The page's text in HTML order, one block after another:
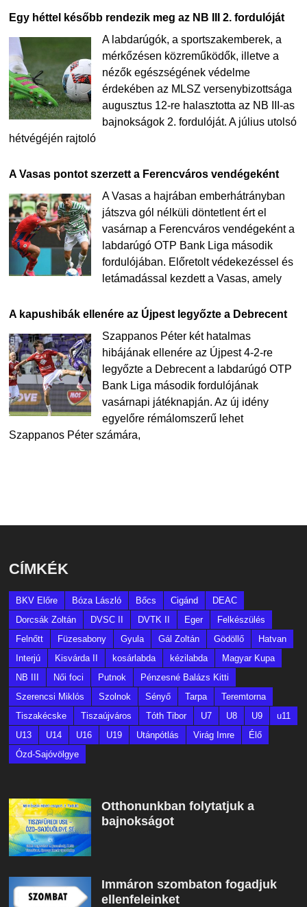
Egy héttel később rendezik meg az NB III 2. fordulóját
A labdarúgók, a sportszakemberek, a
mérkőzésen közreműködők, illetve a
nézők egészségének védelme
érdekében az MLSZ versenybizottsága
augusztus 12-re halasztotta az NB III-as
bajnokságok 2. fordulóját. A július utolsó
hétvégéjén rajtoló
A Vasas pontot szerzett a Ferencváros vendégeként
A Vasas a hajrában emberhátrányban
játszva gól nélküli döntetlent ért el
vasárnap a Ferencváros vendégeként a
labdarúgó OTP Bank Liga második
fordulójában. Előretolt védekezéssel és
letámadással kezdett a Vasas, amely
A kapushibák ellenére az Újpest legyőzte a Debrecent
Szappanos Péter két hatalmas
hibájának ellenére az Újpest 4-2-re
legyőzte a Debrecent a labdarúgó OTP
Bank Liga második fordulójának
vasárnapi játéknapján. Az új idény
egyelőre rémálomszerű lehet
Szappanos Péter számára,
CÍMKÉK
BKV Előre Bóza László Bőcs Cigánd
DEAC
Dorcsák Zoltán
DVSC II DVTK II Eger
Felkészülés
Felnőtt
Füzesabony Gyula Gál Zoltán Gödöllő
Hatvan
Interjú
Kisvárda II kosárlabda kézilabda
Magyar Kupa
NB III
Női foci Putnok
Pénzesné Balázs Kitti
Szerencsi Miklós
Szolnok Sényő Tarpa
Teremtorna
Tiszakécske
Tiszaújváros Tóth Tibor U7 U8 U9
u11
U13
U14 U16 U19 Utánpótlás Virág Imre
Élő
Ózd-Sajóvölgye
Otthonunkban folytatjuk a
bajnokságot
Immáron szombaton fogadjuk
ellenfeleinket